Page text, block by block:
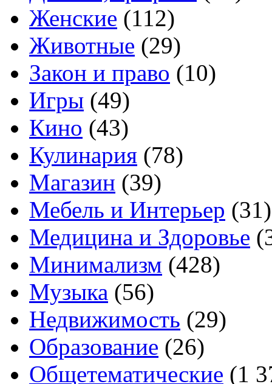
Женские (112)
Животные (29)
Закон и право (10)
Игры (49)
Кино (43)
Кулинария (78)
Магазин (39)
Мебель и Интерьер (31)
Медицина и Здоровье
Минимализм (428)
Музыка (56)
Недвижимость (29)
Образование (26)
Общетематические (1